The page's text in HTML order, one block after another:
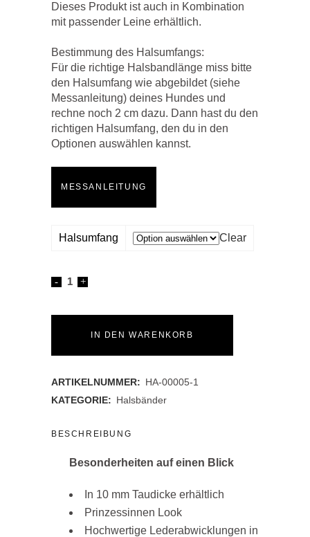
Dieses Produkt ist auch in Kombination
mit passender Leine erhältlich.
Bestimmung des Halsumfangs:
Für die richtige Halsbandlänge miss bitte
den Halsumfang wie abgebildet (siehe
Messanleitung) deines Hundes und
rechne noch 2 cm dazu. Dann hast du den
richtigen Halsumfang, den du in den
Optionen auswählen kannst.
MESSANLEITUNG
Halsumfang Clear
Tauhalsband
IN DEN WARENKORB
ARTIKELNUMMER: HA-00005-1
KATEGORIE: Halsbänder
BESCHREIBUNG
Besonderheiten auf einen Blick
In 10 mm Taudicke erhältlich
Prinzessinnen Look
Hochwertige Lederabwicklungen in